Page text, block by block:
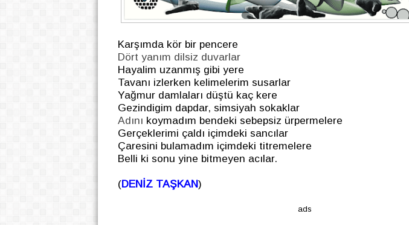
Karşımda kör bir pencere
Dört yanım dilsiz duvarlar
Hayalim uzanmış gibi yere
Tavanı izlerken kelimelerim susarlar
Yağmur damlaları düştü kaç kere
Gezindigim dapdar, simsiyah sokaklar
Adını koymadım bendeki sebepsiz ürpermelere
Gerçeklerimi çaldı içimdeki sancılar
Çaresini bulamadım içimdeki titremelere
Belli ki sonu yine bitmeyen acılar.
(DENİZ TAŞKAN)
ads